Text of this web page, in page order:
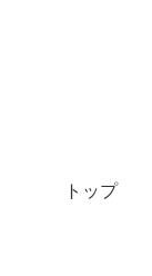
トップ